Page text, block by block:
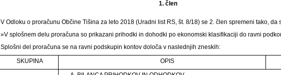
1. člen
V Odloku o proračunu Občine Tišina za leto 2018 (Uradni list RS, št. 8/18) se 2. člen spremeni tako, da
»V splošnem delu proračuna so prikazani prihodki in dohodki po ekonomski klasifikaciji do ravni
Splošni del proračuna se na ravni podskupin kontov določa v naslednjih zneskih:
SKUPINA
OPIS